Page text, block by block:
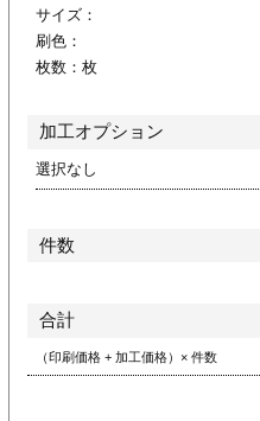
印刷
印刷
リーブ
ー印刷
サイズ：
刷色：
枚数： 枚
加工オプション
選択なし
件数
合計
（印刷価格 + 加工価格）× 件数